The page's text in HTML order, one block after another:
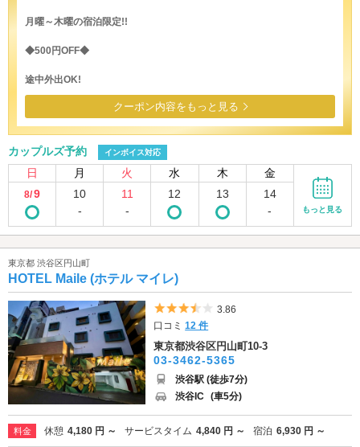
月曜～木曜の宿泊限定!!
◆500円OFF◆
途中外出OK!
クーポン内容をもっと見る
カップルズ予約 インボイス対応
日 月 火 水 木 金
8/9
10
-
11
-
12 13
14
-
もっと見る
東京都 渋谷区円山町
HOTEL Maile (ホテル マイレ)
5つ星のうち3.5
3.86
口コミ12 件
東京都渋谷区円山町10-3
03-3462-5365
渋谷駅 (徒歩7分)
渋谷IC (車5分)
料金 休憩 4,180 円 ～ サービスタイム 4,840 円 ～ 宿泊 6,930 円 ～